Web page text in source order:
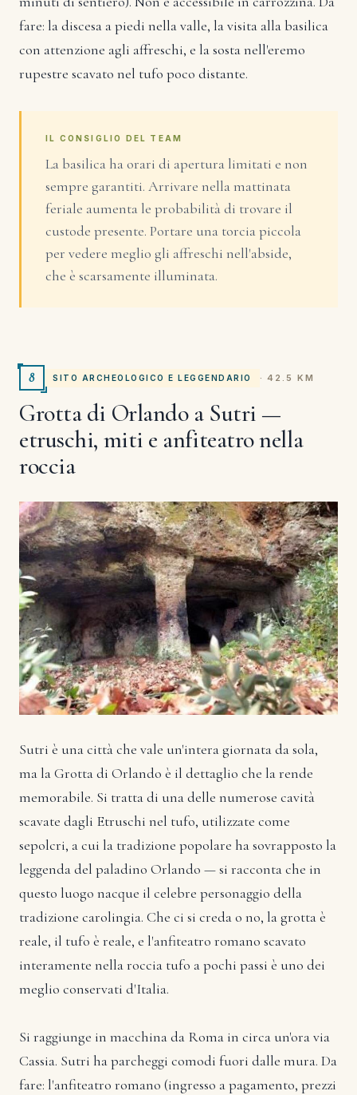
fare: la discesa a piedi nella valle, la visita alla basilica
con attenzione agli affreschi, e la sosta nell'eremo
rupestre scavato nel tufo poco distante.
IL CONSIGLIO DEL TEAM
La basilica ha orari di apertura limitati e non
sempre garantiti. Arrivare nella mattinata
feriale aumenta le probabilità di trovare il
custode presente. Portare una torcia piccola
per vedere meglio gli affreschi nell'abside,
che è scarsamente illuminata.
8 SITO ARCHEOLOGICO E LEGGENDARIO · 42.5 KM
Grotta di Orlando a Sutri —
etruschi, miti e anfiteatro nella
roccia
Sutri è una città che vale un'intera giornata da sola,
ma la Grotta di Orlando è il dettaglio che la rende
memorabile. Si tratta di una delle numerose cavità
scavate dagli Etruschi nel tufo, utilizzate come
sepolcri, a cui la tradizione popolare ha sovrapposto la
leggenda del paladino Orlando — si racconta che in
questo luogo nacque il celebre personaggio della
tradizione carolingia. Che ci si creda o no, la grotta è
reale, il tufo è reale, e l'anfiteatro romano scavato
interamente nella roccia tufo a pochi passi è uno dei
meglio conservati d'Italia.
Si raggiunge in macchina da Roma in circa un'ora via
Cassia. Sutri ha parcheggi comodi fuori dalle mura. Da
fare: l'anfiteatro romano (ingresso a pagamento, prezzi